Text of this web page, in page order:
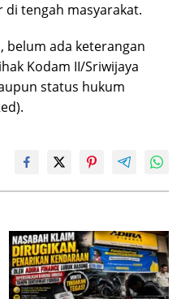
di tengah masyarakat.
belum ada keterangan
Kodam II/Sriwijaya
status hukum